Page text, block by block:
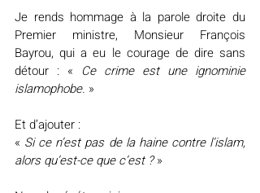
Je rends hommage à la parole droite du
Premier ministre, Monsieur François
Bayrou, qui a eu le courage de dire sans
détour : « Ce crime est une ignominie
islamophobe. »
Et d’ajouter :
« Si ce n’est pas de la haine contre l’islam,
alors qu’est-ce que c’est ? »